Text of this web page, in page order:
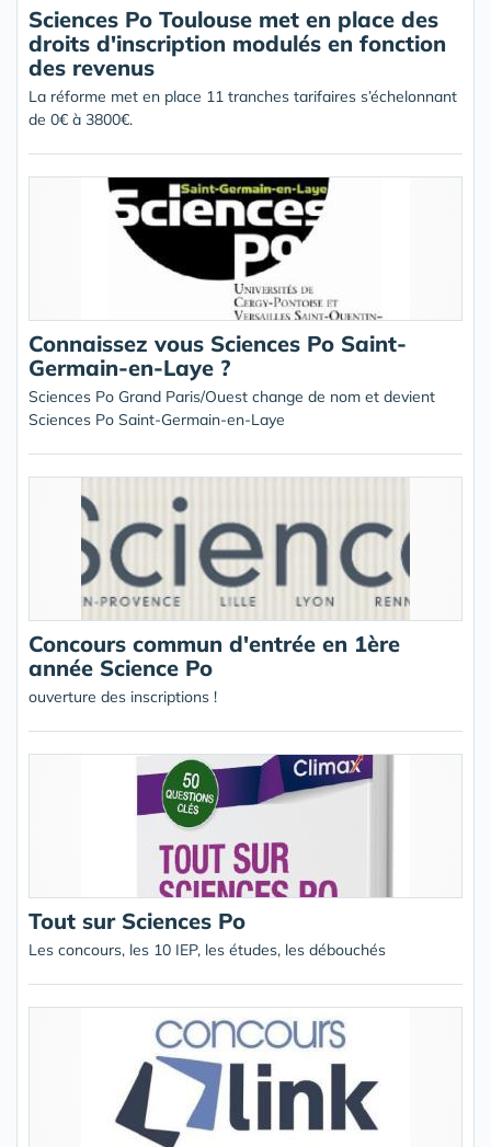
Sciences Po Toulouse met en place des
droits d'inscription modulés en fonction
des revenus
La réforme met en place 11 tranches tarifaires s’échelonnant
de 0€ à 3800€.
Connaissez vous Sciences Po Saint-
Germain-en-Laye ?
Sciences Po Grand Paris/Ouest change de nom et devient
Sciences Po Saint-Germain-en-Laye
Concours commun d'entrée en 1ère
année Science Po
ouverture des inscriptions !
Tout sur Sciences Po
Les concours, les 10 IEP, les études, les débouchés